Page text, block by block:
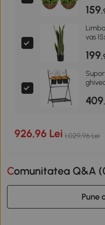
159
vas
199
409
926,96 Lei 1.029,96 Lei
Comunitatea Q&A (
Pune